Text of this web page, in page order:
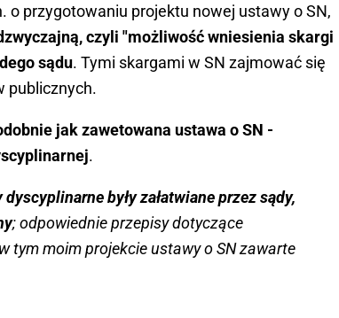
o przygotowaniu projektu nowej ustawy o SN,
czyli "możliwość wniesienia skargi
sądu. Tymi skargami w SN zajmować się
publicznych.
jak zawetowana ustawa o SN -
.
były załatwiane przez sądy,
; odpowiednie przepisy dotyczące
tym moim projekcie ustawy o SN zawarte